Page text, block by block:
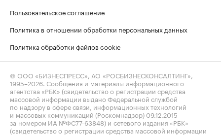
Пользовательское соглашение
Политика в отношении обработки персональных данных
Политика обработки файлов cookie
© ООО «БИЗНЕСПРЕСС», АО «РОСБИЗНЕСКОНСАЛТИНГ»,
1995–2026 . Сообщения и материалы информационного
агентства «РБК» (свидетельство о регистрации средства
массовой информации выдано Федеральной службой
по надзору в сфере связи, информационных технологий
и массовых коммуникаций (Роскомнадзор) 09.12.2015
за номером ИА №ФС77-63848) и сетевого издания «РБК»
(свидетельство о регистрации средства массовой информации